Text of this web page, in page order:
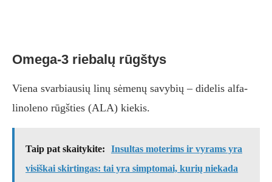
Omega-3 riebalų rūgštys
Viena svarbiausių linų sėmenų savybių – didelis alfa-
linoleno rūgšties (ALA) kiekis.
Taip pat skaitykite:
Insultas moterims ir vyrams yra
visiškai skirtingas: tai yra simptomai, kurių niekada